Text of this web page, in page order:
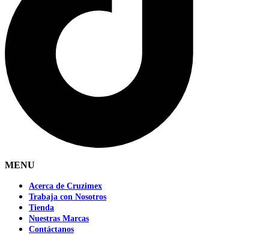
MENU
Acerca de Cruzimex
Trabaja con Nosotros
Tienda
Nuestras Marcas
Contáctanos